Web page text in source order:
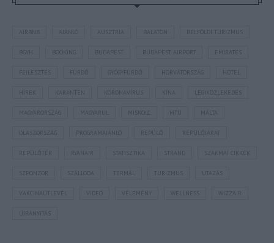
AUSZTRIA BALATON BELFÖLDI TURIZMUS
BUDAPEST BUDAPEST AIRPORT EMIRATES
FEJLESZTÉS HORVÁTORSZÁG HOTEL
KARANTÉN LÉGIKÖZLEKEDÉS
MAGYARORSZÁG MTÜ MÁLTA
OLASZORSZÁG REPÜLŐJÁRAT
REPÜLŐTÉR STATISZTIKA STRAND SZAKMAI CIKKEK
SZPONZOR SZÁLLODA TERMÁL TURIZMUS UTAZÁS
VAKCINAÚTLEVÉL WIZZAIR
ÚJRANYITÁS